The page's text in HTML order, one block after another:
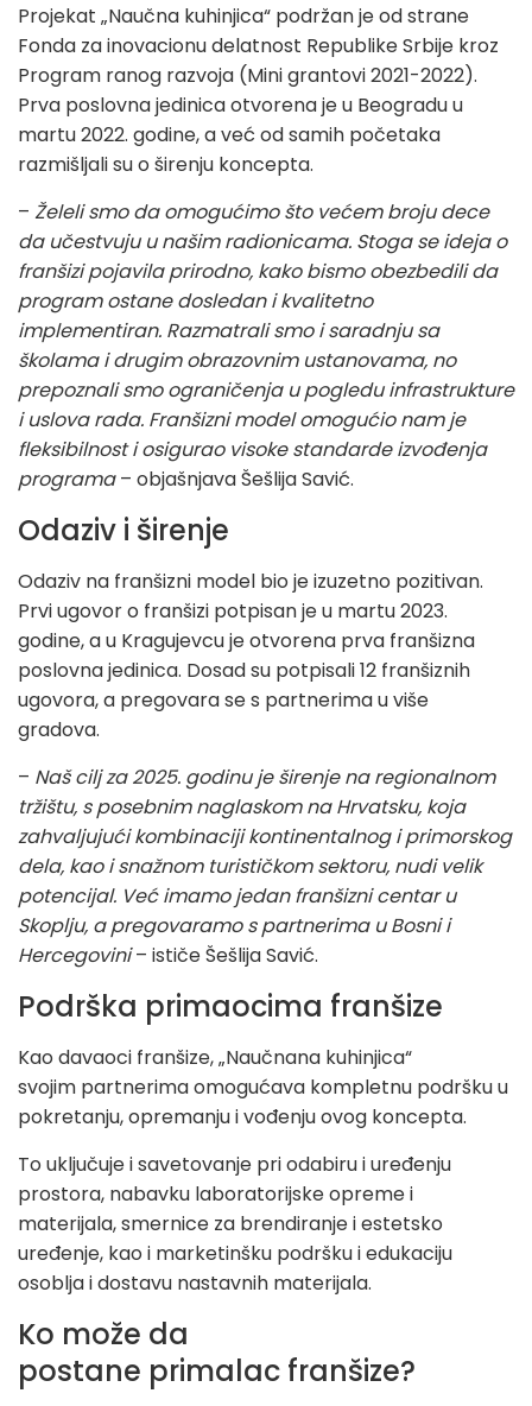
Projekat „Naučna kuhinjica“ podržan je od strane
Fonda za inovacionu delatnost Republike Srbije kroz
Program ranog razvoja (Mini grantovi 2021-2022).
Prva poslovna jedinica otvorena je u Beogradu u
martu 2022. godine, a već od samih početaka
razmišljali su o širenju koncepta.
– Želeli smo da omogućimo što većem broju dece
da učestvuju u našim radionicama. Stoga se ideja o
franšizi pojavila prirodno, kako bismo obezbedili da
program ostane dosledan i kvalitetno
implementiran. Razmatrali smo i saradnju sa
školama i drugim obrazovnim ustanovama, no
prepoznali smo ograničenja u pogledu infrastrukture
i uslova rada. Franšizni model omogućio nam je
fleksibilnost i osigurao visoke standarde izvođenja
programa– objašnjava Šešlija Savić.
Odaziv i širenje
Odaziv na franšizni model bio je izuzetno pozitivan.
Prvi ugovor o franšizi potpisan je u martu 2023.
godine, a u Kragujevcu je otvorena prva franšizna
poslovna jedinica. Dosad su potpisali 12 franšiznih
ugovora, a pregovara se s partnerima u više
gradova.
– Naš cilj za 2025. godinu je širenje na regionalnom
tržištu, s posebnim naglaskom na Hrvatsku, koja
zahvaljujući kombinaciji kontinentalnog i primorskog
dela, kao i snažnom turističkom sektoru, nudi velik
potencijal. Već imamo jedan franšizni centar u
Skoplju, a pregovaramo s partnerima u Bosni i
Hercegovini– ističe Šešlija Savić.
Podrška primaocima franšize
Kao davaoci franšize, „Naučnana kuhinjica“
svojim partnerima omogućava kompletnu podršku u
pokretanju, opremanju i vođenju ovog koncepta.
To uključuje i savetovanje pri odabiru i uređenju
prostora, nabavku laboratorijske opreme i
materijala, smernice za brendiranje i estetsko
uređenje, kao i marketinšku podršku i edukaciju
osoblja i dostavu nastavnih materijala.
Ko može da
postane primalac franšize?